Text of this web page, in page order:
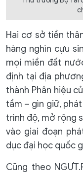
Hai cơ sở tiền
hàng nghìn cựu
mọi miền đất
định tại địa
thành Phân hiệu
tầm – gìn giữ,
trình độ, mở rộng
vào giai đoạn
dục đại học quốc
Cũng theo